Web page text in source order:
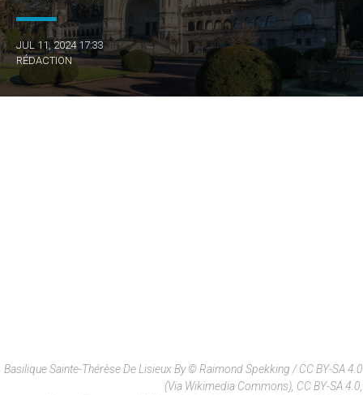
JUL 11, 2024 17:33
RÉDACTION
Basilique Sainte-Thérèse De Lisieux By © Raimond Spekking / CC BY-SA 4.0
(via Wikimedia Commons), CC BY-SA 4.0,